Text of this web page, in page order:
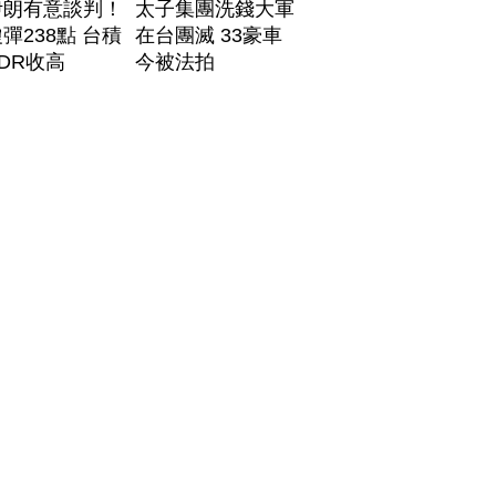
有意談判！
238點 台積
收高
太子集團洗錢大軍
在台團滅 33豪車
今被法拍